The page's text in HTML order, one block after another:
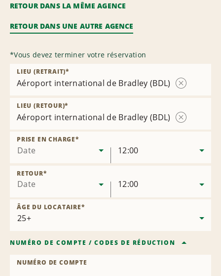
RETOUR DANS LA MÊME AGENCE
RETOUR DANS UNE AUTRE AGENCE
*Vous devez terminer votre réservation
Aéroport international de Bradley (BDL)
LIEU (RETRAIT)*
Aéroport international de Bradley (BDL)
LIEU (RETOUR)*
Date
PRISE EN CHARGE*
12:00
Date
RETOUR*
12:00
ÂGE DU LOCATAIRE*
NUMÉRO DE COMPTE /CODES DE RÉDUCTION
NUMÉRO DE COMPTE